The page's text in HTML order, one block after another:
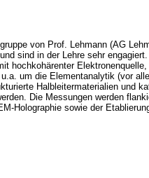
von Prof. Lehmann (AG
sind in der Lehre sehr
hochkohärenter Elektronenquelle,
um die Elementanalytik (vor
Halbleitermaterialien und
Die Messungen werden
Holographie sowie der